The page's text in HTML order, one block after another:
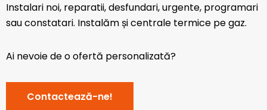
Instalari noi, reparatii, desfundari, urgente, programari
sau constatari. Instalăm și centrale termice pe gaz.
Ai nevoie de o ofertă personalizată?
Contactează-ne!